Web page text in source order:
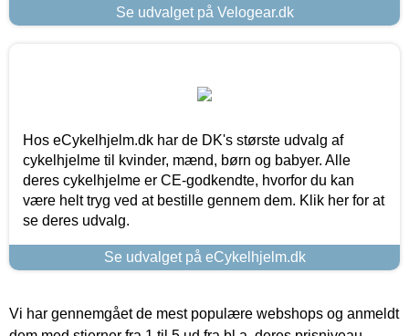
Se udvalget på Velogear.dk
Hos eCykelhjelm.dk har de DK's største udvalg af
cykelhjelme til kvinder, mænd, børn og babyer. Alle
deres cykelhjelme er CE-godkendte, hvorfor du kan
være helt tryg ved at bestille gennem dem. Klik her for at
se deres udvalg.
Se udvalget på eCykelhjelm.dk
Vi har gennemgået de mest populære webshops og anmeldt